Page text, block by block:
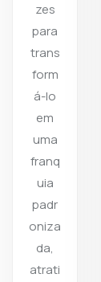
zes
para
trans
form
á-lo
em
uma
franq
uia
padr
oniza
da,
atrati